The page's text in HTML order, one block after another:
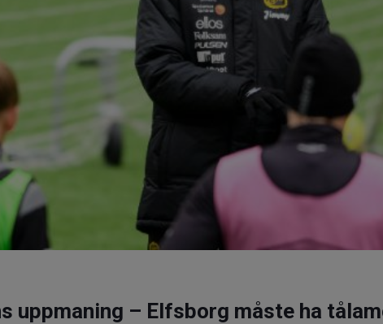
uppmaning – Elfsborg måste ha